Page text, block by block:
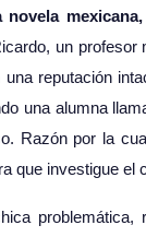
novela
un profesor
reputación
una alumna
Razón por la
que investigue el
problemática,